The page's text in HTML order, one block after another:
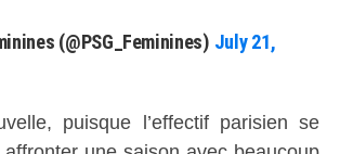
(@PSG_Feminines) July 21,
puisque l’effectif parisien se